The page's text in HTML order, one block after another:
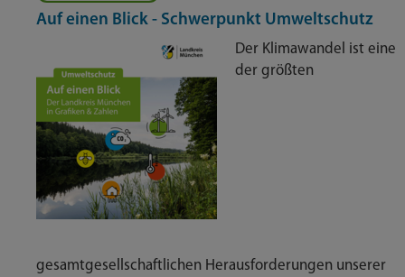
Auf einen Blick - Schwerpunkt Umweltschutz
Der Klimawandel ist eine
der größten
gesamtgesellschaftlichen Herausforderungen unserer